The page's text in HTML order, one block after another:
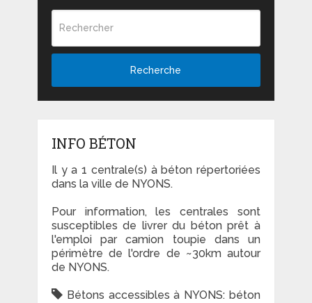
Recherche
INFO BÉTON
Il y a 1 centrale(s) à béton répertoriées
dans la ville de NYONS.
Pour information, les centrales sont
susceptibles de livrer du béton prêt à
l'emploi par camion toupie dans un
périmètre de l'ordre de ~30km autour
de NYONS.
Bétons accessibles à NYONS: béton